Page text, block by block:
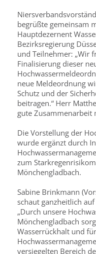
begrüßte gemeinsam
Hauptdezernent
Bezirksregie­rung
und Teilnehmer: „Wir
Finalisierung dieser
neue Meldeordnung
Schutz und der
beitragen.“ Herr
gute Zusammenarbeit
Die Vorstellung der
wurde ergänzt durch
zum
Mönchengladbach.
Sabine Brinkmann
schaut ganzheitlich
„Durch unsere
Mönchen­gladbach
Wasserrückhalt und
versiegelten Be­reich